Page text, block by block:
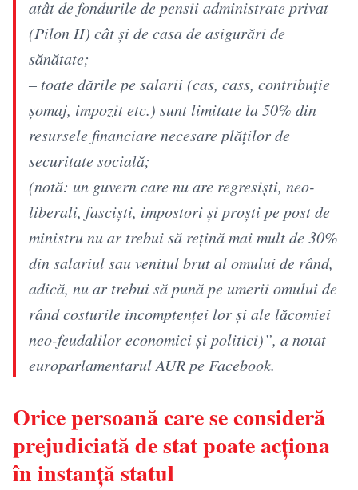
atât de fondurile de pensii administrate privat
(Pilon II) cât și de casa de asigurări de
sănătate;
– toate dările pe salarii (cas, cass, contribuție
șomaj, impozit etc.) sunt limitate la 50% din
resursele financiare necesare plăților de
securitate socială;
(notă: un guvern care nu are regresiști, neo-
liberali, fasciști, impostori și proști pe post de
ministru nu ar trebui să rețină mai mult de 30%
din salariul sau venitul brut al omului de rând,
adică, nu ar trebui să pună pe umerii omului de
rând costurile incomptenței lor și ale lăcomiei
neo-feudalilor economici și politici)”, a notat
europarlamentarul AUR pe Facebook.
Orice persoană care se consideră
prejudiciată de stat poate acționa
în instanță statul